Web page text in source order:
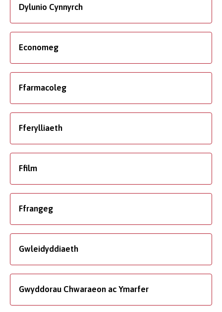
Dylunio Cynnyrch
Economeg
Ffarmacoleg
Fferylliaeth
Ffilm
Ffrangeg
Gwleidyddiaeth
Gwyddorau Chwaraeon ac Ymarfer